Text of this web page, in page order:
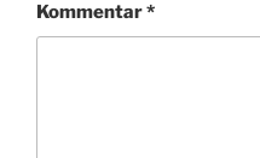
Kommentar*